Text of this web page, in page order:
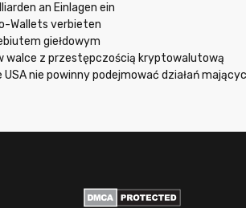
an Einlagen ein
Wallets verbieten
giełdowym
walce z przestępczością kryptowalutową
USA nie powinny podejmować działań